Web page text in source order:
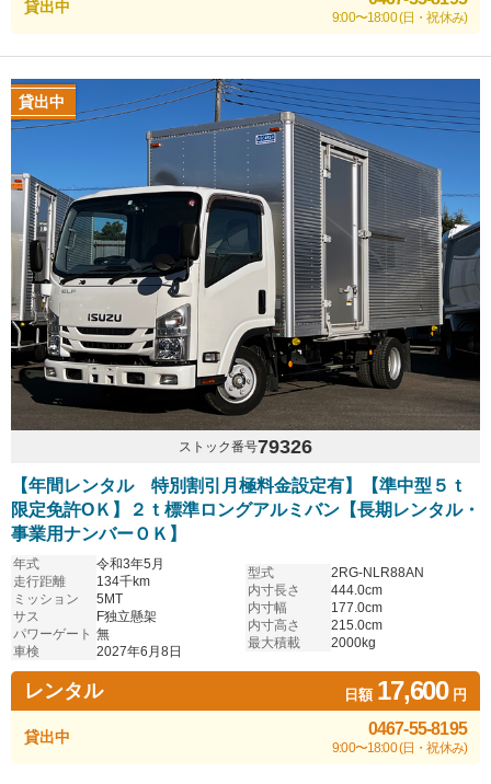
貸出中
9:00〜18:00 (日・祝休み)
貸出中
ストック番号79326
【年間レンタル 特別割引月極料金設定有】【準中型５ｔ
限定免許OＫ】２ｔ標準ロングアルミバン【長期レンタル・
事業用ナンバーＯＫ】
年式
令和3年5月
走行距離
134千km
ミッション
5MT
サス
F独立懸架
パワーゲート 無
車検
2027年6月8日
型式
2RG-NLR88AN
内寸長さ
444.0cm
内寸幅
177.0cm
内寸高さ
215.0cm
最大積載
2000kg
レンタル 日額 17,600円
貸出中 0467-55-8195
9:00〜18:00 (日・祝休み)